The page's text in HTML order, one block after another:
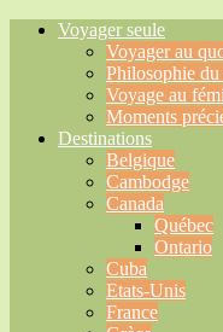
Voyager seule
Voyager au
Philosophie
Voyage au
Moments
Destinations
Belgique
Cambodge
Canada
Québec
Ontario
Cuba
Etats-Unis
France